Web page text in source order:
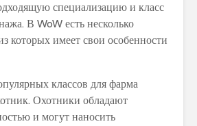
специализацию и класс
В WoW есть несколько
которых имеет свои особенности
классов для фарма
Охотники обладают
и могут наносить